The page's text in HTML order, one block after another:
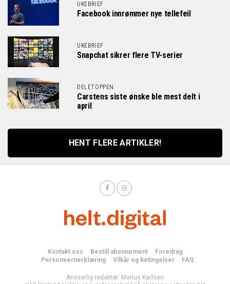
UKEBRIEF
Facebook innrømmer nye tellefeil
UKEBRIEF
Snapchat sikrer flere TV-serier
DELETOPPEN
Carstens siste ønske ble mest delt i
april
HENT FLERE ARTIKLER!
Kontakt oss Bestill abonnement
Foredrag
Personvernerklæring
Vilkår og betingelser FAQ
Ansvarlig redaktør: Marius Karlsen